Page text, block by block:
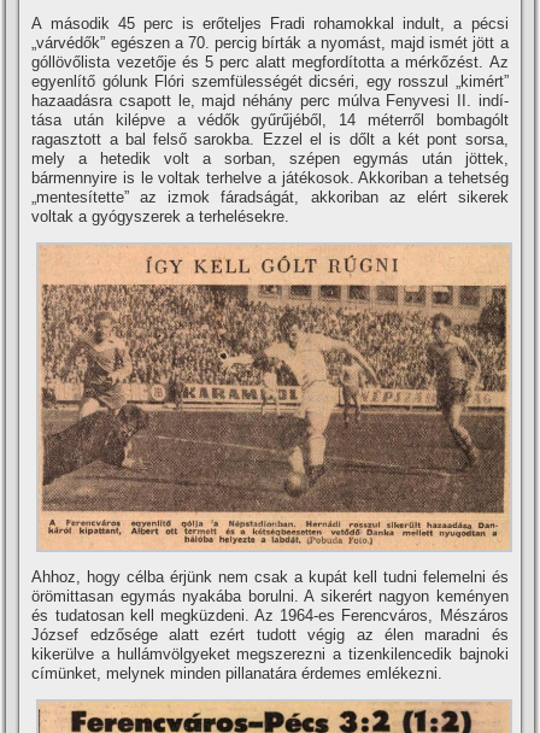
A második 45 perc is erőteljes Fradi rohamokkal indult, a pécsi
„várvédők” egészen a 70. percig bí­rták a nyomást, majd ismét jött a
góllövőlista vezetője és 5 perc alatt megfordí­totta a mérkőzést. Az
egyenlí­tő gólunk Flóri szemfülességét dicséri, egy rosszul „kimért”
hazaadásra csapott le, majd néhány perc múlva Fenyvesi II. indí­
tása után kilépve a védők gyűrűjéből, 14 méterről bombagólt
ragasztott a bal felső sarokba. Ezzel el is dőlt a két pont sorsa,
mely a hetedik volt a sorban, szépen egymás után jöttek,
bármennyire is le voltak terhelve a játékosok. Akkoriban a tehetség
„mentesí­tette” az izmok fáradságát, akkoriban az elért sikerek
voltak a gyógyszerek a terhelésekre.
Ahhoz, hogy célba érjünk nem csak a kupát kell tudni felemelni és
örömittasan egymás nyakába borulni. A sikerért nagyon keményen
és tudatosan kell megküzdeni. Az 1964-es Ferencváros, Mészáros
József edzősége alatt ezért tudott végig az élen maradni és
kikerülve a hullámvölgyeket megszerezni a tizenkilencedik bajnoki
cí­münket, melynek minden pillanatára érdemes emlékezni.